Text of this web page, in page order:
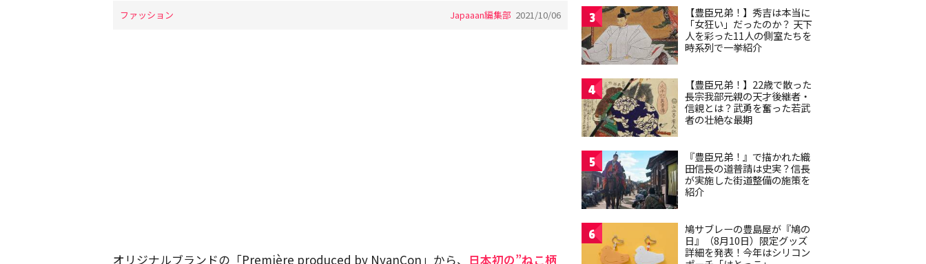
ファッション Japaaan編集部 2021/10/06
オリジナルブランドの「Première produced by NyanCon」から、 日本初の”ねこ柄
3
【豊臣兄弟！】秀吉は本当に
「女狂い」だったのか？ 天下
人を彩った11人の側室たちを
時系列で一挙紹介
4
【豊臣兄弟！】22歳で散った
長宗我部元親の天才後継者・
信親とは？武勇を奮った若武
者の壮絶な最期
5
『豊臣兄弟！』で描かれた織
田信長の道普請は史実？信長
が実施した街道整備の施策を
紹介
6
鳩サブレーの豊島屋が『鳩の
日』（8月10日）限定グッズ
詳細を発表！今年はシリコン